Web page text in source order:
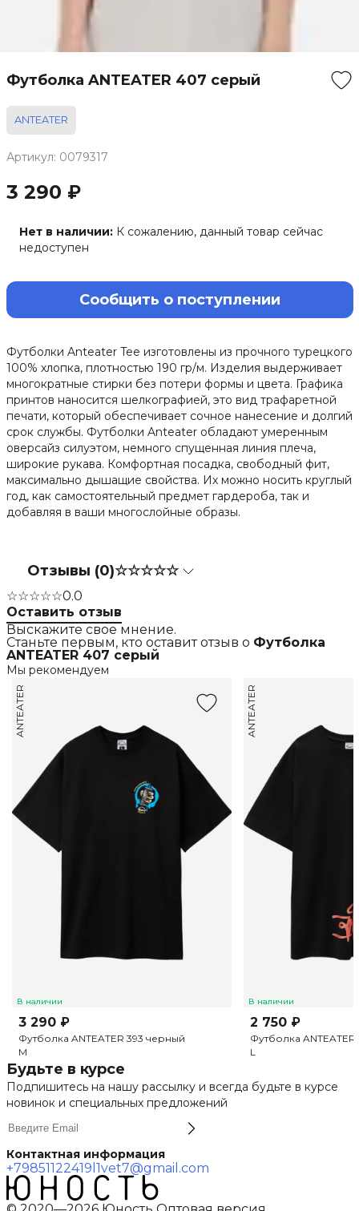
Футболка ANTEATER 407 серый
ANTEATER
Артикул: 0079317
3 290 ₽
Нет в наличии: К сожалению, данный товар сейчас
недоступен
Сообщить о поступлении
Футболки Anteater Tee изготовлены из прочного турецкого
100% хлопка, плотностью 190 гр/м. Изделия выдерживает
многократные стирки без потери формы и цвета. Графика
принтов наносится шелкографией, это вид трафаретной
печати, который обеспечивает сочное нанесение и долгий
срок службы. Футболки Anteater обладают умеренным
оверсайз силуэтом, немного спущенная линия плеча,
широкие рукава. Комфортная посадка, свободный фит,
максимально дышащие свойства. Их можно носить круглый
год, как самостоятельный предмет гардероба, так и
добавляя в ваши многослойные образы.
Отзывы (0)☆☆☆☆☆
☆☆☆☆☆0.0
Оставить отзыв
Выскажите свое мнение.
Станьте первым, кто оставит отзыв о Футболка
ANTEATER 407 серый
Мы рекомендуем
В наличии
ANTEATER
3 290 ₽
Футболка ANTEATER 393 черный
M
В наличии
ANTEATER
2 750 ₽
Футболка
L
Будьте в курсе
Подпишитесь на нашу рассылку и всегда будьте в курсе
новинок и специальных предложений
Контактная информация
+79851122419 l1vet7@gmail.com